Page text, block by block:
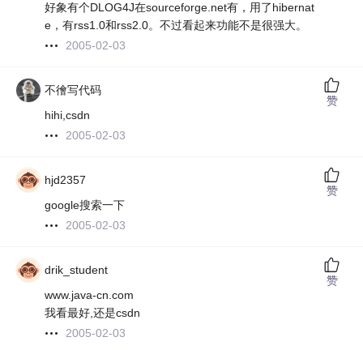
好象有个DLOG4J在sourceforge.net有，用了hibernat
e，有rss1.0和rss2.0。不过看起来功能不是很强大。
2005-02-03
不徻写代码
hihi,csdn
2005-02-03
赞
hjd2357
google搜索一下
2005-02-03
赞
drik_student
www.java-cn.com
我看最好,还是csdn
2005-02-03
赞